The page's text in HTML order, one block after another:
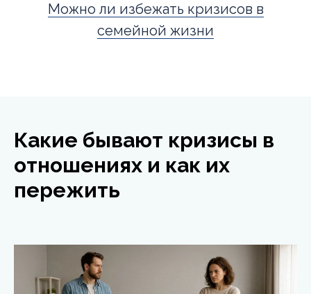
Можно ли избежать кризисов в
семейной жизни
Какие бывают кризисы в
отношениях и как их
пережить